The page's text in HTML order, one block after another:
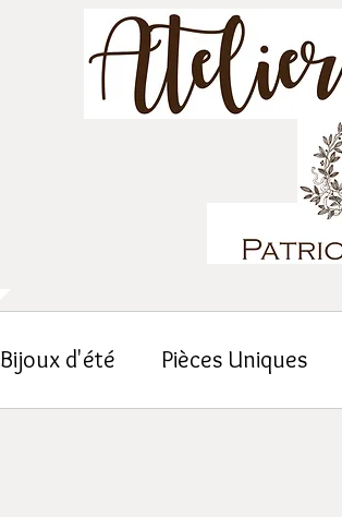
Bijoux d'été Pièces Uniques